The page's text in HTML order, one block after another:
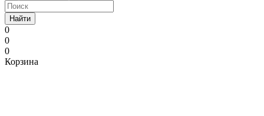
Найти
0
0
0
Корзина